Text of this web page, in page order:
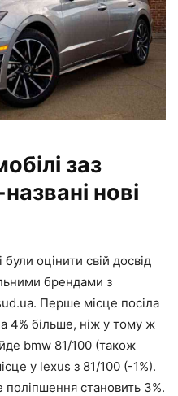
заз
нові
оцінити свій досвід
брендами з
Перше місце посіла
4% більше, ніж у тому ж
bmw 81/100 (також
у lexus з 81/100 (-1%).
становить 3%.